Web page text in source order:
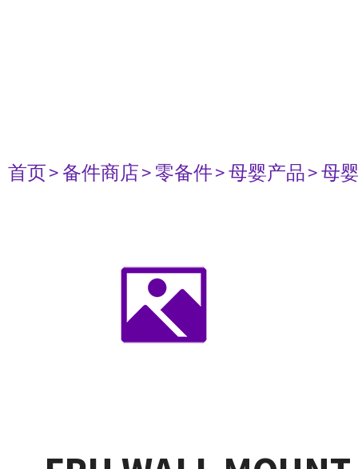
首页> 备件商店> 零备件> 母婴产品> 母